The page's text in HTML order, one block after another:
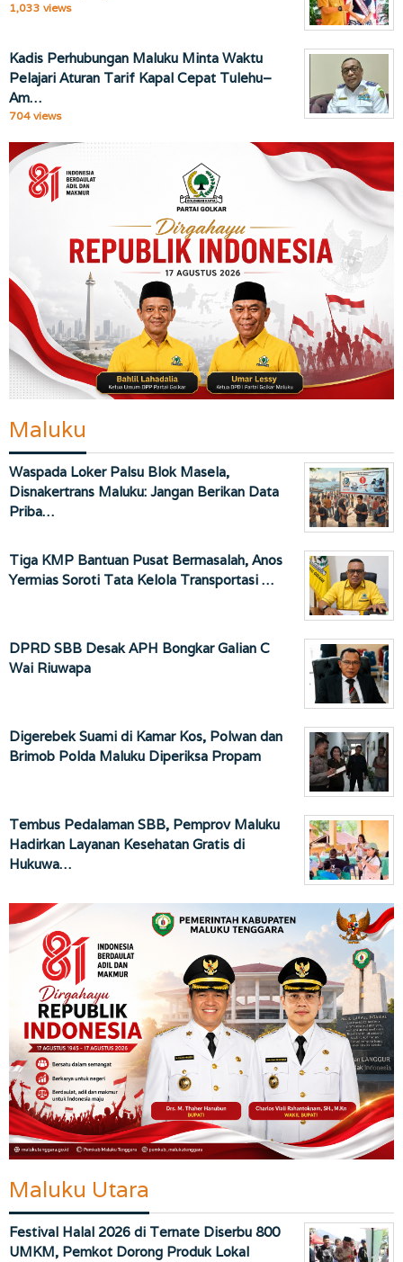
1,033 views
Kadis Perhubungan Maluku Minta Waktu
Pelajari Aturan Tarif Kapal Cepat Tulehu–
Am…
704 views
Maluku
Waspada Loker Palsu Blok Masela,
Disnakertrans Maluku: Jangan Berikan Data
Priba…
Tiga KMP Bantuan Pusat Bermasalah, Anos
Yermias Soroti Tata Kelola Transportasi …
DPRD SBB Desak APH Bongkar Galian C
Wai Riuwapa
Digerebek Suami di Kamar Kos, Polwan dan
Brimob Polda Maluku Diperiksa Propam
Tembus Pedalaman SBB, Pemprov Maluku
Hadirkan Layanan Kesehatan Gratis di
Hukuwa…
Maluku Utara
Festival Halal 2026 di Ternate Diserbu 800
UMKM, Pemkot Dorong Produk Lokal